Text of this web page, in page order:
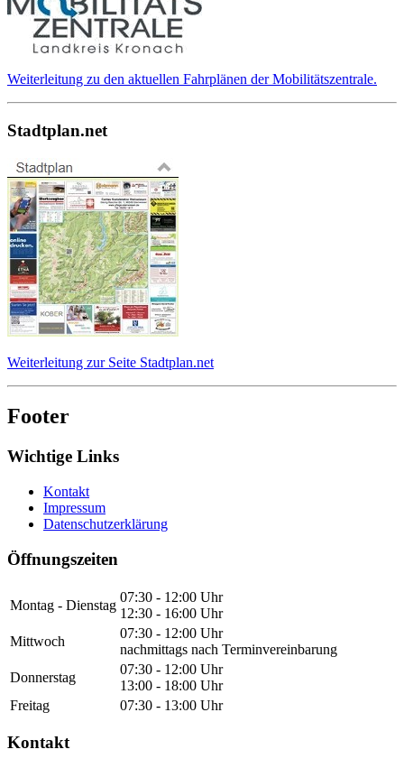
Weiterleitung zu den aktuellen Fahrplänen der Mobilitätszentrale.
Stadtplan.net
Weiterleitung zur Seite Stadtplan.net
Footer
Wichtige Links
Kontakt
Impressum
Datenschutzerklärung
Öffnungszeiten
Montag - Dienstag
07:30 - 12:00 Uhr
12:30 - 16:00 Uhr
Mittwoch
07:30 - 12:00 Uhr
nachmittags nach Terminvereinbarung
Donnerstag
07:30 - 12:00 Uhr
13:00 - 18:00 Uhr
Freitag
07:30 - 13:00 Uhr
Kontakt